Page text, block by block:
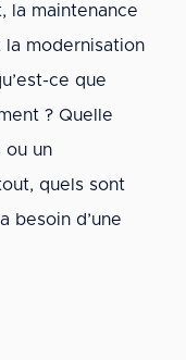
la maintenance
modernisation
ce que
? Quelle
ou un
quels sont
besoin d’une